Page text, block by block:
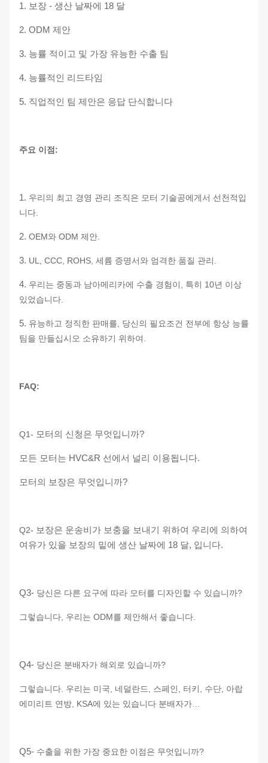
1. 보장 - 생산 날짜에 18 달
2. ODM 제안
3. 능률 적이고 및 가장 유능한 수출 팀
4. 능률적인 리드타임
5. 직업적인 팀 제안은 응답 단식합니다
주요 이점:
1. 우리의 최고 경영 관리 조직은 모터 기술공에게서 선천적입
니다.
2. OEM와 ODM 제안.
3. UL, CCC, ROHS, 세륨 증명서와 엄격한 품질 관리.
4. 우리는 중동과 남아메리카에 수출 경험이, 특히 10년 이상
있었습니다.
5. 유능하고 정직한 판매를, 당신의 필요조건 전부에 항상 능률
팀을 만들십시오 소유하기 위하여.
FAQ:
Q1- 모터의 신청은 무엇입니까?
모든 모터는 HVC&R 선에서 널리 이용됩니다.
모터의 보장은 무엇입니까?
Q2- 보장은 운송비가 보충을 보내기 위하여 우리에 의하여
여유가 있을 보장의 밑에 생산 날짜에 18 달, 입니다.
Q3- 당신은 다른 요구에 따라 모터를 디자인할 수 있습니까?
그렇습니다, 우리는 ODM를 제안해서 좋습니다.
Q4- 당신은 분배자가 해외로 있습니까?
그렇습니다. 우리는 미국, 네덜란드, 스페인, 터키, 수단, 아랍
에미리트 연방, KSA에 있는 있습니다 분배자가…
Q5- 수출을 위한 가장 중요한 이점은 무엇입니까?